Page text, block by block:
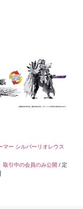
マー シルバーリオレウス
取引中の会員のみ公開 / 定